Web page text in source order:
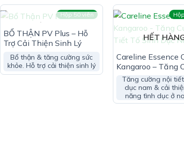
chống đông vón (Magnesium Stearate thực
Hộp 50 viên
HẾT HÀNG
BỔ THẬN PV Plus – Hỗ
Trợ Cải Thiện Sinh Lý
Bổ thận & tăng cường sức
khỏe. Hỗ trợ cải thiện sinh lý
HẾT
Careline Essence
Kangaroo – Tăng
Nội Tiết Tố Sinh
Tăng cường nội
dục nam & cải
năng tình dục ở